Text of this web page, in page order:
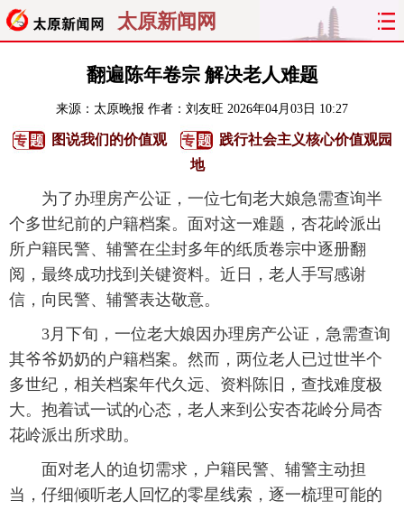
太原新闻网
聚焦 太原
经济 关注 文明 出行
旅游 理财 政务 教育
看天下 晋月读 最太原 网罗民生
太原日报 太原晚报
翻遍陈年卷宗 解决老人难题
来源： 太原晚报 作者：刘友旺 2026年04月03日 10:27
图说我们的价值观
践行社会主义核心价值观园
地
为了办理房产公证，一位七旬老大娘急需查询半
个多世纪前的户籍档案。面对这一难题，杏花岭派出
所户籍民警、辅警在尘封多年的纸质卷宗中逐册翻
阅，最终成功找到关键资料。近日，老人手写感谢
信，向民警、辅警表达敬意。
3月下旬，一位老大娘因办理房产公证，急需查询
其爷爷奶奶的户籍档案。然而，两位老人已过世半个
多世纪，相关档案年代久远、资料陈旧，查找难度极
大。抱着试一试的心态，老人来到公安杏花岭分局杏
花岭派出所求助。
面对老人的迫切需求，户籍民警、辅警主动担
当，仔细倾听老人回忆的零星线索，逐一梳理可能的